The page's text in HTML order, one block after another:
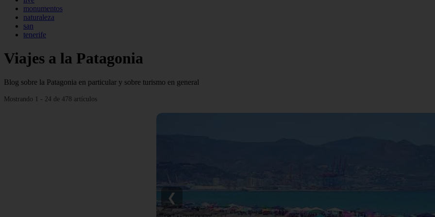
monumentos
naturaleza
san
tenerife
Viajes a la Patagonia
Blog sobre la Patagonia en particular y sobre turismo en general
Mostrando 1 - 24 de 478 artículos
❮